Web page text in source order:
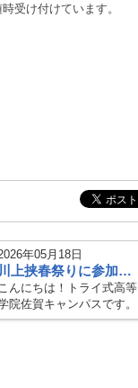
受け付けています。
年05月18日
川上挟春祭りに参加しました🎏
こんにちは！トライ式高等
院佐賀キャンパスです。
つもブログをご覧いただ